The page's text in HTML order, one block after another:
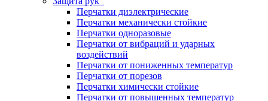
Перчатки диэлектрические
Перчатки механически стойкие
Перчатки одноразовые
Перчатки от вибраций и ударных
воздействий
Перчатки от пониженных температур
Перчатки от порезов
Перчатки химически стойкие
Перчатки от повышенных температур